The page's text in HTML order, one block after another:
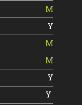
M
Y
M
M
Y
Y